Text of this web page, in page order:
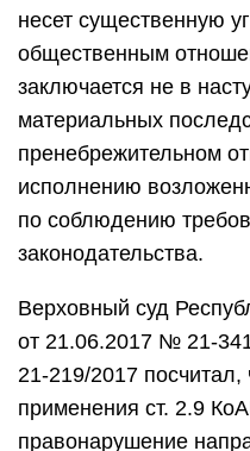
несет существенную
общественным
заключается не в
материальных
пренебрежительном
исполнению
по соблюдению
законодательства.
Верховный суд
от 21.06.2017 № 21-
21-219/2017 посчитал,
применения ст. 2.9
правонарушение